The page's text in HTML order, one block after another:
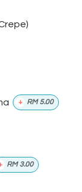
+ RM 5.00
RM 3.00